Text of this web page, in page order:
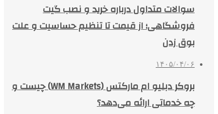
سوالات متداول درباره خرید و نصب گیت
فروشگاهی؛ از قیمت تا تنظیم حساسیت و علت
بوق زدن
۱۴۰۵/۰۴/۰۶
بروکر دبلیو ام مارکتس (WM Markets) چیست و
چه خدماتی ارائه می‌دهد؟